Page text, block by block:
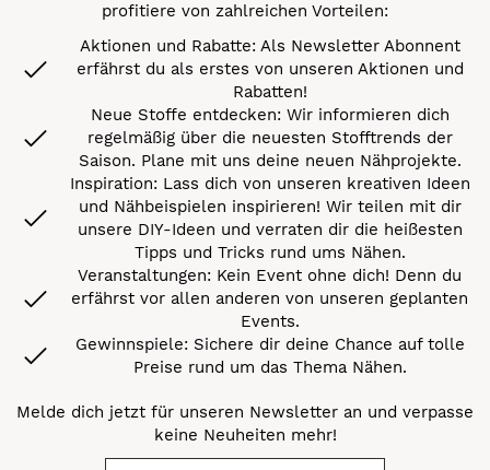
profitiere von zahlreichen Vorteilen:
Aktionen und Rabatte: Als Newsletter Abonnent
erfährst du als erstes von unseren Aktionen und
Rabatten!
Neue Stoffe entdecken: Wir informieren dich
regelmäßig über die neuesten Stofftrends der
Saison. Plane mit uns deine neuen Nähprojekte.
Inspiration: Lass dich von unseren kreativen Ideen
und Nähbeispielen inspirieren! Wir teilen mit dir
unsere DIY-Ideen und verraten dir die heißesten
Tipps und Tricks rund ums Nähen.
Veranstaltungen: Kein Event ohne dich! Denn du
erfährst vor allen anderen von unseren geplanten
Events.
Gewinnspiele: Sichere dir deine Chance auf tolle
Preise rund um das Thema Nähen.
Melde dich jetzt für unseren Newsletter an und verpasse
keine Neuheiten mehr!